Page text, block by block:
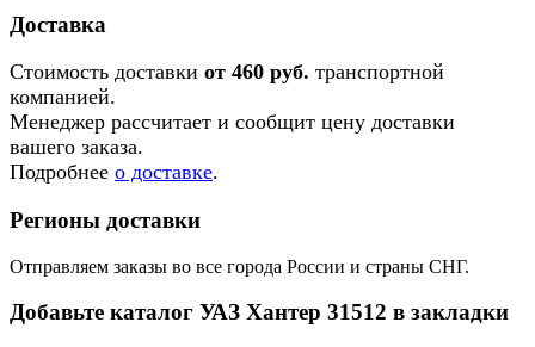
Доставка
Стоимость доставки от 460 руб. транспортной
компанией.
Менеджер рассчитает и сообщит цену доставки
вашего заказа.
Подробнее о доставке.
Регионы доставки
Отправляем заказы во все города России и страны СНГ.
Добавьте каталог УАЗ Хантер 31512 в закладки